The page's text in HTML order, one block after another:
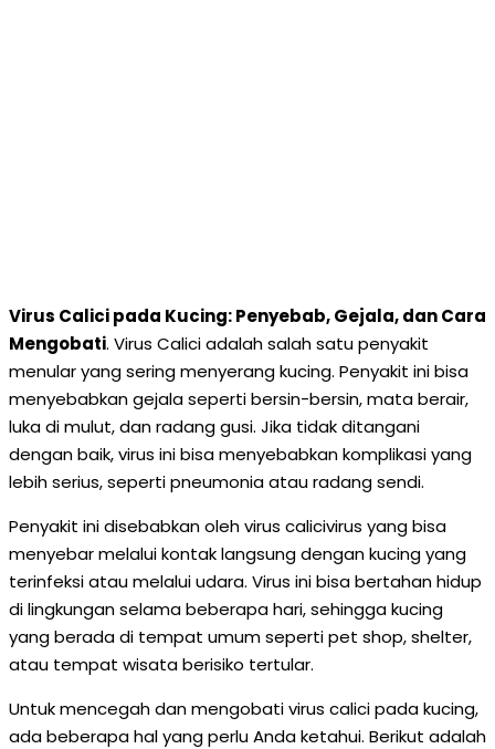
Virus Calici pada Kucing: Penyebab, Gejala, dan Cara
Mengobati. Virus Calici adalah salah satu penyakit
menular yang sering menyerang kucing. Penyakit ini bisa
menyebabkan gejala seperti bersin-bersin, mata berair,
luka di mulut, dan radang gusi. Jika tidak ditangani
dengan baik, virus ini bisa menyebabkan komplikasi yang
lebih serius, seperti pneumonia atau radang sendi.
Penyakit ini disebabkan oleh virus calicivirus yang bisa
menyebar melalui kontak langsung dengan kucing yang
terinfeksi atau melalui udara. Virus ini bisa bertahan hidup
di lingkungan selama beberapa hari, sehingga kucing
yang berada di tempat umum seperti pet shop, shelter,
atau tempat wisata berisiko tertular.
Untuk mencegah dan mengobati virus calici pada kucing,
ada beberapa hal yang perlu Anda ketahui. Berikut adalah